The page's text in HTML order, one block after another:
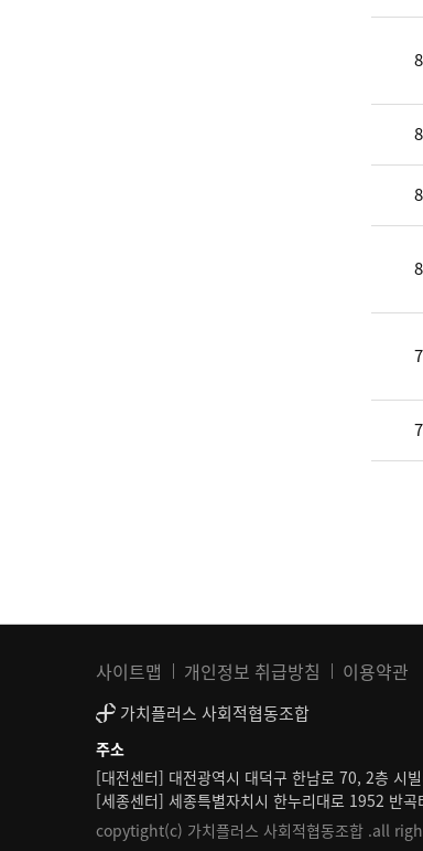
사이트맵 개인정보 취급방침 이용약관
가치플러스 사회적협동조합
주소
[대전센터] 대전광역시 대덕구 한남로 70, 2층 시
[세종센터] 세종특별자치시 한누리대로 1952 반곡
copytight(c) 가치플러스 사회적협동조합 .all